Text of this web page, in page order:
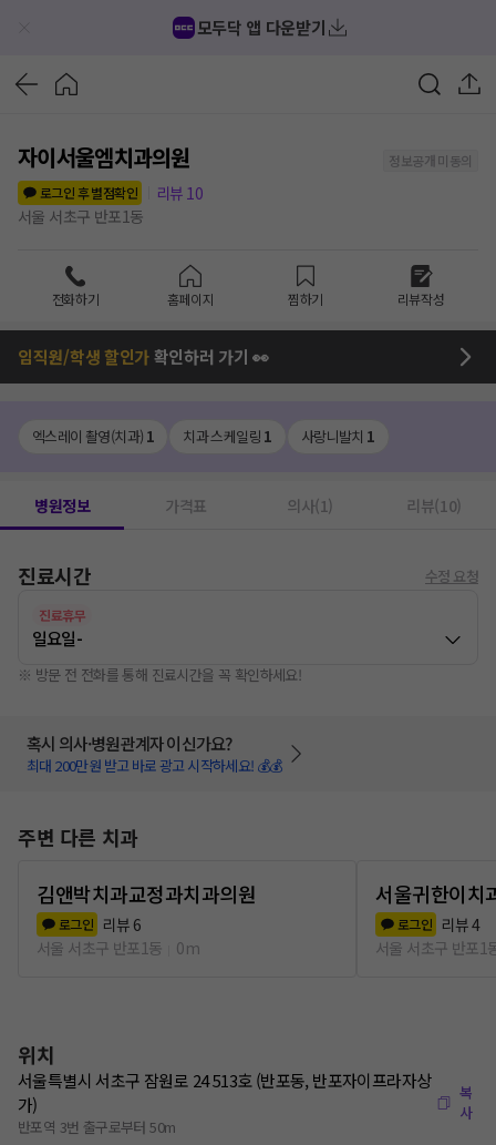
모두닥 앱 다운받기
자이서울엠치과의원
정보공개 미동의
로그인 후 별점확인
리뷰 10
서울 서초구 반포1동
전화하기 홈페이지 찜하기 리뷰작성
임직원/학생 할인가확인하러 가기 👀
엑스레이 촬영(치과) 1 치과 스케일링 1 사랑니발치 1
병원정보 가격표 의사(1) 리뷰(10)
진료시간 수정 요청
진료휴무
일요일-
※ 방문 전 전화를 통해 진료시간을 꼭 확인하세요!
혹시 의사·병원관계자 이신가요?
최대 200만원 받고 바로 광고 시작하세요! 💰💰
주변 다른 치과
김앤박치과교정과치과의원
로그인 리뷰 6
서울 서초구 반포1동
0m
서울귀한이치
로그인 리뷰4
서울 서초구 반포1
위치
서울특별시 서초구 잠원로 24 513호 (반포동, 반포자이프라자상
가)
반포역 3번 출구로부터 50m
복
사